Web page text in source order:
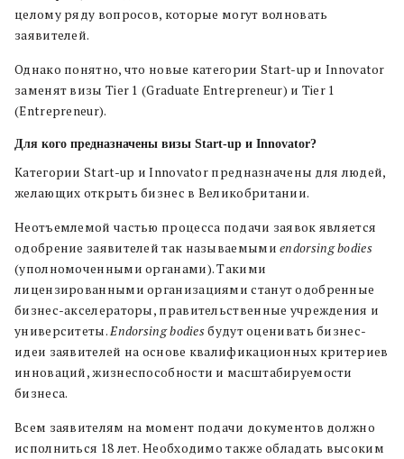
целому ряду вопросов, которые могут волновать
заявителей.
Однако понятно, что новые категории Start-up и Innovator
заменят визы Tier 1 (Graduate Entrepreneur) и Tier 1
(Entrepreneur).
Для кого предназначены визы Start-up и Innovator?
Категории Start-up и Innovator предназначены для людей,
желающих открыть бизнес в Великобритании.
Неотъемлемой частью процесса подачи заявок является
одобрение заявителей так называемымиendorsing bodies
(уполномоченными органами). Такими
лицензированными организациями станут одобренные
бизнес-акселераторы, правительственные учреждения и
университеты.Endorsing bodiesбудут оценивать бизнес-
идеи заявителей на основе квалификационных критериев
инноваций, жизнеспособности и масштабируемости
бизнеса.
Всем заявителям на момент подачи документов должно
исполниться 18 лет. Необходимо также обладать высоким